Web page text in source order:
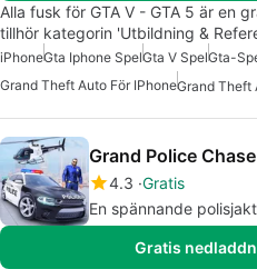
Alla fusk för GTA V - GTA 5 är en
tillhör kategorin 'Utbildning &
iPhoneGta Iphone SpelGta V SpelGta-
Grand Theft Auto För IPhoneGrand Theft
Grand Police
4.3 Gratis
En spännande
Gratis